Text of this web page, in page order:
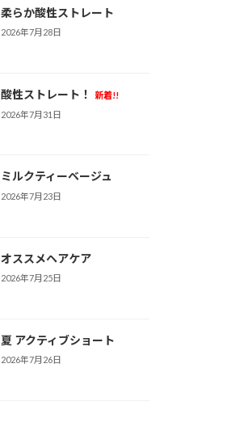
柔らか酸性ストレート
2026年7月28日
酸性ストレート！
新着!!
2026年7月31日
ミルクティーベージュ
2026年7月23日
オススメヘアケア
2026年7月25日
夏 アクティブショート
2026年7月26日